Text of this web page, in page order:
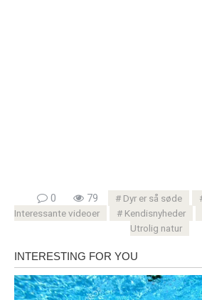
0 79 Dyr er så søde
Interessante videoer
Kendisnyheder
Utrolig natur